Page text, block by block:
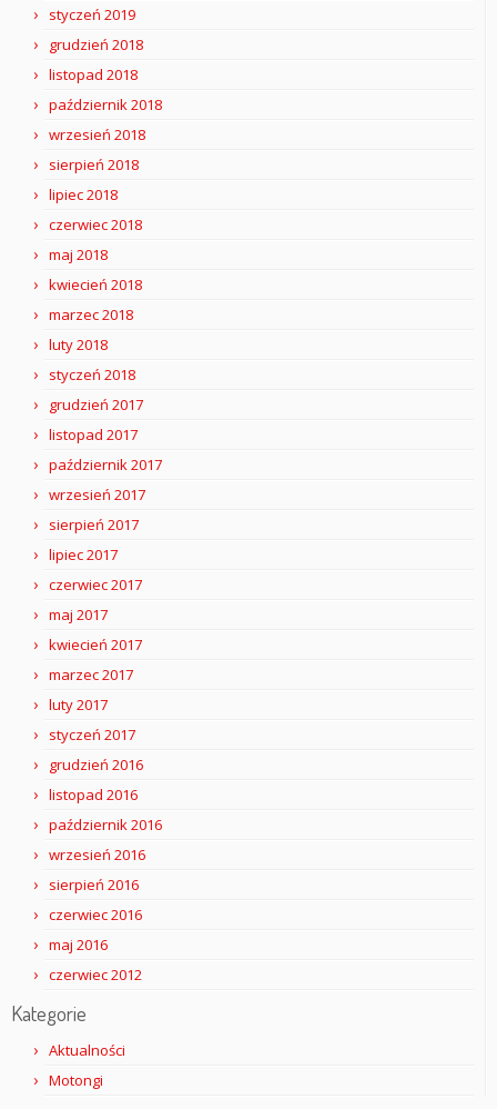
styczeń 2019
grudzień 2018
listopad 2018
październik 2018
wrzesień 2018
sierpień 2018
lipiec 2018
czerwiec 2018
maj 2018
kwiecień 2018
marzec 2018
luty 2018
styczeń 2018
grudzień 2017
listopad 2017
październik 2017
wrzesień 2017
sierpień 2017
lipiec 2017
czerwiec 2017
maj 2017
kwiecień 2017
marzec 2017
luty 2017
styczeń 2017
grudzień 2016
listopad 2016
październik 2016
wrzesień 2016
sierpień 2016
czerwiec 2016
maj 2016
czerwiec 2012
Kategorie
Aktualności
Motongi